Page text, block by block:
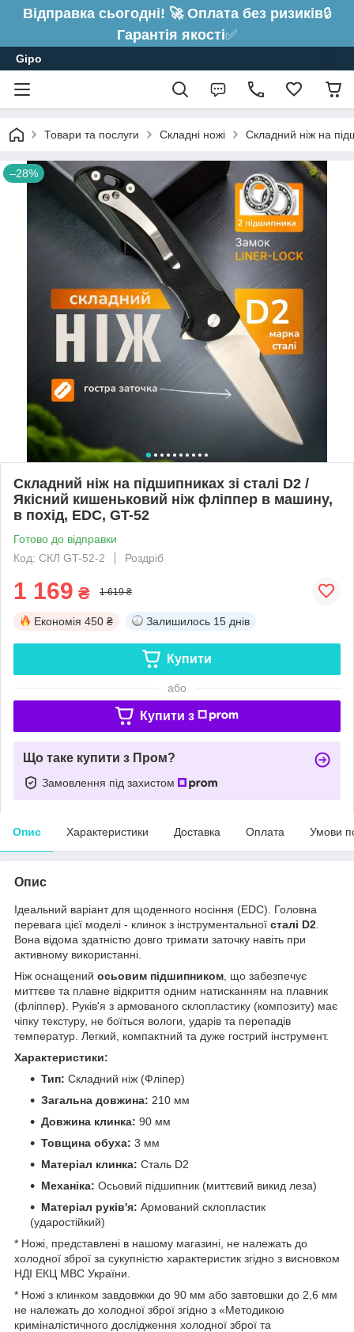
Відправка сьогодні! 🚀 Оплата без ризиків🔒
Гарантія якості✅
Gipo
Товари та послуги Складні ножі Складний ніж на
–28%
Складний ніж на підшипниках зі сталі D2 /
Якісний кишеньковий ніж фліппер в машину,
в похід, EDC, GT-52
Готово до відправки
Код: СКЛ GT-52-2
Роздріб
1 169 ₴ 1 619 ₴
Економія 450 ₴ Залишилось 15 днів
Купити
або
Купити з
Що таке купити з Пром?
Замовлення під захистом
Опис Характеристики Доставка Оплата Умови
Опис
Ідеальний варіант для щоденного носіння (EDC). Головна
перевага цієї моделі - клинок з інструментальної сталі D2
Вона відома здатністю довго тримати заточку навіть при
активному використанні.
Ніж оснащений осьовим підшипником , що забезпечує
миттєве та плавне відкриття одним натисканням на плавник
(фліппер). Руків'я з армованого склопластику (композиту) має
чіпку текстуру, не боїться вологи, ударів та перепадів
температур. Легкий, компактний та дуже гострий інструмент.
Характеристики:
Тип: Складний ніж (Фліпер)
Загальна довжина: 210 мм
Довжина клинка: 90 мм
Товщина обуха: 3 мм
Матеріал клинка: Сталь D2
Механіка: Осьовий підшипник (миттєвий викид леза)
Матеріал руків'я: Армований склопластик
(ударостійкий)
* Ножі, представлені в нашому магазині, не належать до
холодної зброї за сукупністю характеристик згідно з висновком
НДІ ЕКЦ МВС України.
* Ножі з клинком завдовжки до 90 мм або завтовшки до 2,6 мм
не належать до холодної зброї згідно з «Методикою
криміналістичного дослідження холодної зброї та